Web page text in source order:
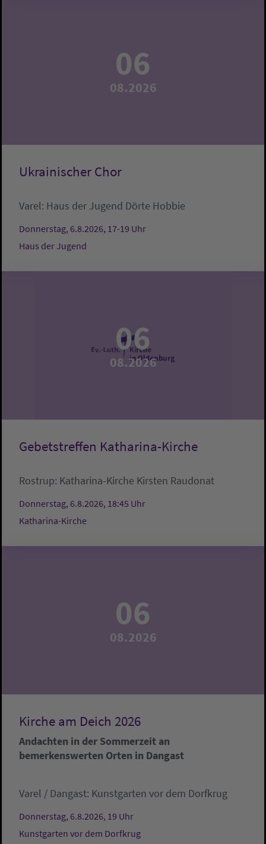
06
08.2026
Ukrainischer Chor
Varel: Haus der Jugend Dörte Hobbie
Donnerstag, 6.8.2026, 17-19 Uhr
Haus der Jugend
06
08.2026
Gebetstreffen Katharina-Kirche
Rostrup: Katharina-Kirche Kirsten Raudonat
Donnerstag, 6.8.2026, 18:45 Uhr
Katharina-Kirche
06
08.2026
Kirche am Deich 2026
Andachten in der Sommerzeit an
bemerkenswerten Orten in Dangast
Varel / Dangast: Kunstgarten vor dem Dorfkrug
Donnerstag, 6.8.2026, 19 Uhr
Kunstgarten vor dem Dorfkrug